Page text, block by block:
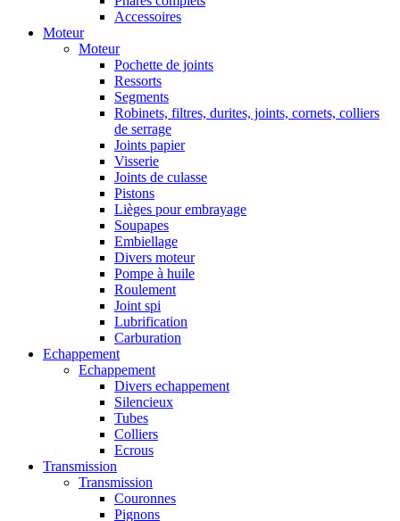
Accessoires
Moteur
Moteur
Pochette de joints
Ressorts
Segments
Robinets, filtres, durites, joints, cornets, colliers
de serrage
Joints papier
Visserie
Joints de culasse
Pistons
Lièges pour embrayage
Soupapes
Embiellage
Divers moteur
Pompe à huile
Roulement
Joint spi
Lubrification
Carburation
Echappement
Echappement
Divers echappement
Silencieux
Tubes
Colliers
Ecrous
Transmission
Transmission
Couronnes
Pignons